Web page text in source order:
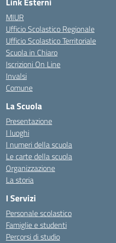
MIUR
Ufficio Scolastico Regionale
Ufficio Scolastico Territoriale
Scuola in Chiaro
Iscrizioni On Line
Invalsi
Comune
La Scuola
Presentazione
I luoghi
I numeri della scuola
Le carte della scuola
Organizzazione
La storia
I Servizi
Personale scolastico
Famiglie e studenti
Percorsi di studio